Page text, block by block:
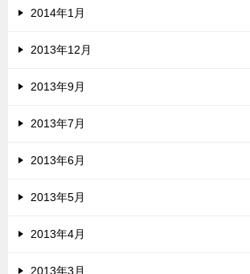
2014年1月
2013年12月
2013年9月
2013年7月
2013年6月
2013年5月
2013年4月
2013年3月